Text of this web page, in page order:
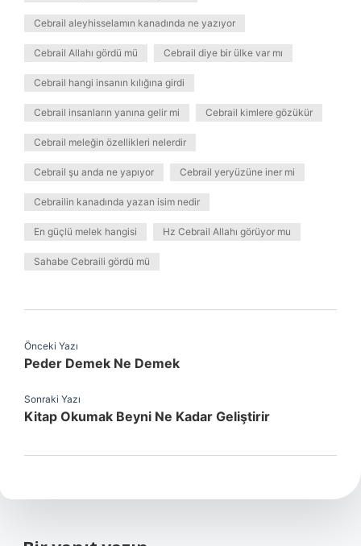
Cebrail aleyhisselamın kanadında ne yazıyor
Cebrail Allahı gördü mü Cebrail diye bir ülke var mı
Cebrail hangi insanın kılığına girdi
Cebrail insanların yanına gelir mi Cebrail kimlere gözükür
Cebrail meleğin özellikleri nelerdir
Cebrail şu anda ne yapıyor Cebrail yeryüzüne iner mi
Cebrailin kanadında yazan isim nedir
En güçlü melek hangisi Hz Cebrail Allahı görüyor mu
Sahabe Cebraili gördü mü
Önceki Yazı
Peder Demek Ne Demek
Sonraki Yazı
Kitap Okumak Beyni Ne Kadar Geliştirir